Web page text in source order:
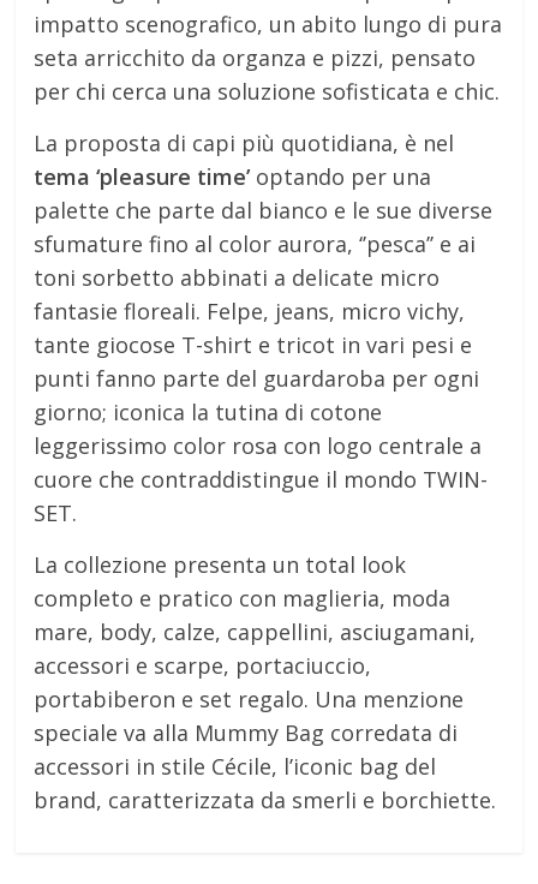
impatto scenografico, un abito lungo di pura
seta arricchito da organza e pizzi, pensato
per chi cerca una soluzione sofisticata e chic.
La proposta di capi più quotidiana, è nel
tema ‘pleasure time’optando per una
palette che parte dal bianco e le sue diverse
sfumature fino al color aurora, ‘’pesca’’ e ai
toni sorbetto abbinati a delicate micro
fantasie floreali. Felpe, jeans, micro vichy,
tante giocose T-shirt e tricot in vari pesi e
punti fanno parte del guardaroba per ogni
giorno; iconica la tutina di cotone
leggerissimo color rosa con logo centrale a
cuore che contraddistingue il mondo TWIN-
SET.
La collezione presenta un total look
completo e pratico con maglieria, moda
mare, body, calze, cappellini, asciugamani,
accessori e scarpe, portaciuccio,
portabiberon e set regalo. Una menzione
speciale va alla Mummy Bag corredata di
accessori in stile Cécile, l’iconic bag del
brand, caratterizzata da smerli e borchiette.